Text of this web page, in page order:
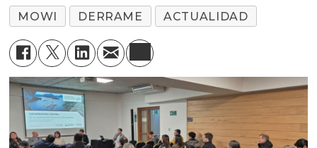
MOWI DERRAME ACTUALIDAD